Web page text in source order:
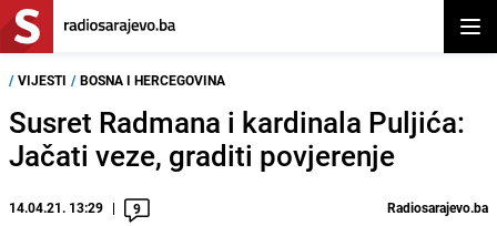
/ VIJESTI / BOSNA I HERCEGOVINA
Susret Radmana i kardinala Puljića:
Jačati veze, graditi povjerenje
14.04.21. 13:29 9 Radiosarajevo.ba